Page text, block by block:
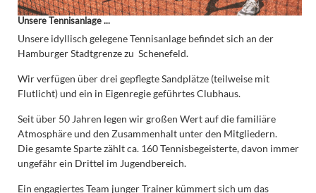
Unsere Tennisanlage ...
Unsere idyllisch gelegene Tennisanlage befindet sich an der
Hamburger Stadtgrenze zu Schenefeld.
Wir verfügen über drei gepflegte Sandplätze (teilweise mit
Flutlicht) und ein in Eigenregie geführtes Clubhaus.
Seit über 50 Jahren legen wir großen Wert auf die familiäre
Atmosphäre und den Zusammenhalt unter den Mitgliedern.
Die gesamte Sparte zählt ca. 160 Tennisbegeisterte, davon immer
ungefähr ein Drittel im Jugendbereich.
Ein engagiertes Team junger Trainer kümmert sich um das